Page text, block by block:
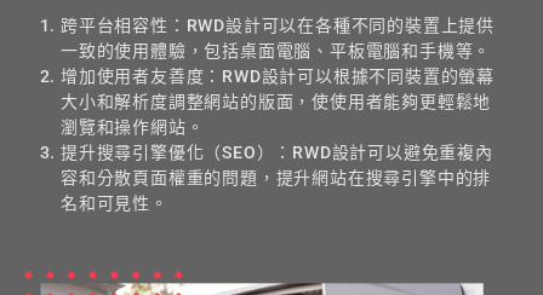
跨平台相容性：RWD設計可以在各種不同的裝置上提供
一致的使用體驗，包括桌面電腦、平板電腦和手機等。
增加使用者友善度：RWD設計可以根據不同裝置的螢幕
大小和解析度調整網站的版面，使使用者能夠更輕鬆地
瀏覽和操作網站。
提升搜尋引擎優化（SEO）：RWD設計可以避免重複內
容和分散頁面權重的問題，提升網站在搜尋引擎中的排
名和可見性。